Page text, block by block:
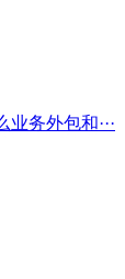
务外包和···